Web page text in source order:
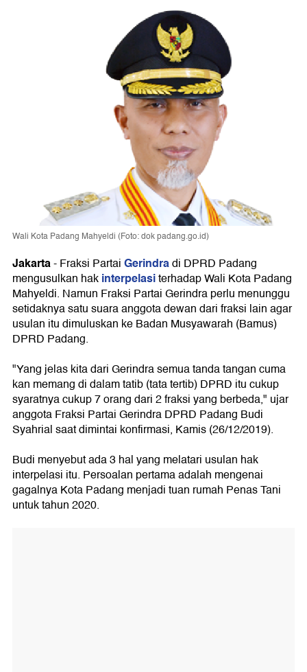
Wali Kota Padang Mahyeldi (Foto: dok padang.go.id)
Jakarta-Fraksi PartaiGerindradi DPRD Padang
mengusulkan hakinterpelasiterhadap Wali Kota Padang
Mahyeldi. Namun Fraksi Partai Gerindra perlu menunggu
setidaknya satu suara anggota dewan dari fraksi lain agar
usulan itu dimuluskan ke Badan Musyawarah (Bamus)
DPRD Padang.
"Yang jelas kita dari Gerindra semua tanda tangan cuma
kan memang di dalam tatib (tata tertib) DPRD itu cukup
syaratnya cukup 7 orang dari 2 fraksi yang berbeda," ujar
anggota Fraksi Partai Gerindra DPRD Padang Budi
Syahrial saat dimintai konfirmasi, Kamis (26/12/2019).
Budi menyebut ada 3 hal yang melatari usulan hak
interpelasi itu. Persoalan pertama adalah mengenai
gagalnya Kota Padang menjadi tuan rumah Penas Tani
untuk tahun 2020.